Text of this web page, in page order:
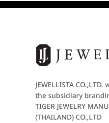
JEWELLISTA
the subsidiary
TIGER JEWELRY
(THAILAND) CO.,LTD